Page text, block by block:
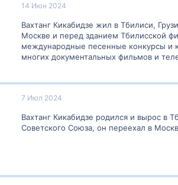
14 Июн 2024
Вахтанг Кикабидзе жил в Тбилиси,
Москве и перед зданием Тбилисской
международные песенные конкурсы и
многих документальных фильмов и
7 Июл 2024
Вахтанг Кикабидзе родился и вырос в
Советского Союза, он переехал в